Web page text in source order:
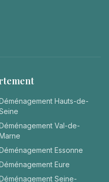
Hauts-de-
Val-de-
Essonne
Eure
Seine-